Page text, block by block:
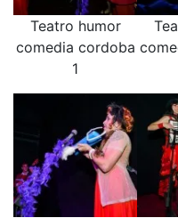
Teatro humor
comedia cordoba
1